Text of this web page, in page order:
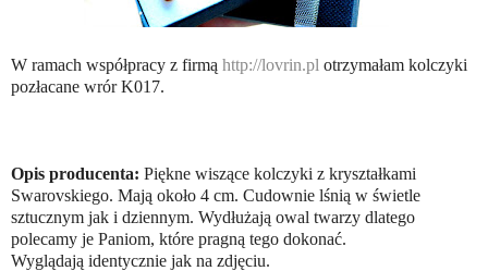
W ramach współpracy z firmą http://lovrin.pl otrzymałam kolczyki
pozłacane wrór K017.
Opis producenta: Piękne wiszące kolczyki z kryształkami
Swarovskiego. Mają około 4 cm. Cudownie lśnią w świetle
sztucznym jak i dziennym. Wydłużają owal twarzy dlatego
polecamy je Paniom, które pragną tego dokonać.
Wyglądają identycznie jak na zdjęciu.